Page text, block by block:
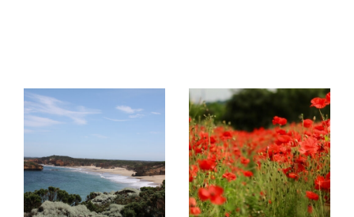
Projet immobilier en France et en
Belgique, découvrez nos
prestations !